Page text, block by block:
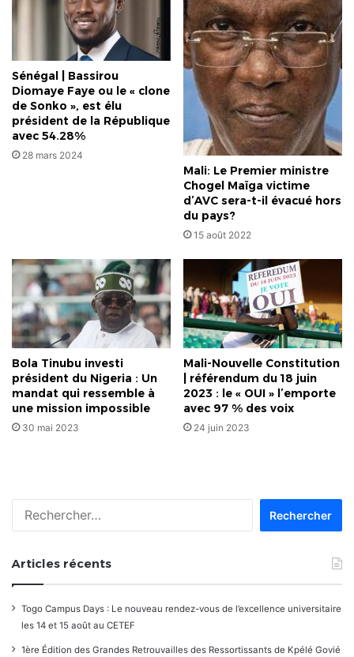
Sénégal | Bassirou
Diomaye Faye ou le « clone
de Sonko », est élu
président de la République
avec 54.28%
28 mars 2024
Mali: Le Premier ministre
Chogel Maïga victime
d’AVC sera-t-il évacué hors
du pays?
15 août 2022
Bola Tinubu investi
président du Nigeria : Un
mandat qui ressemble à
une mission impossible
30 mai 2023
Mali-Nouvelle Constitution
| référendum du 18 juin
2023 : le « OUI » l’emporte
avec 97 % des voix
24 juin 2023
Articles récents
Togo Campus Days : Le nouveau rendez-vous de l’excellence universitaire
les 14 et 15 août au CETEF
1ère Édition des Grandes Retrouvailles des Ressortissants de Kpélé Govié